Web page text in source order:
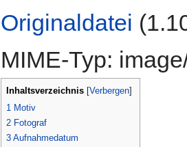
Originaldatei
MIME-Typ:
Inhaltsverzeichnis [Verbergen]
1 Motiv
2 Fotograf
3 Aufnahmedatum